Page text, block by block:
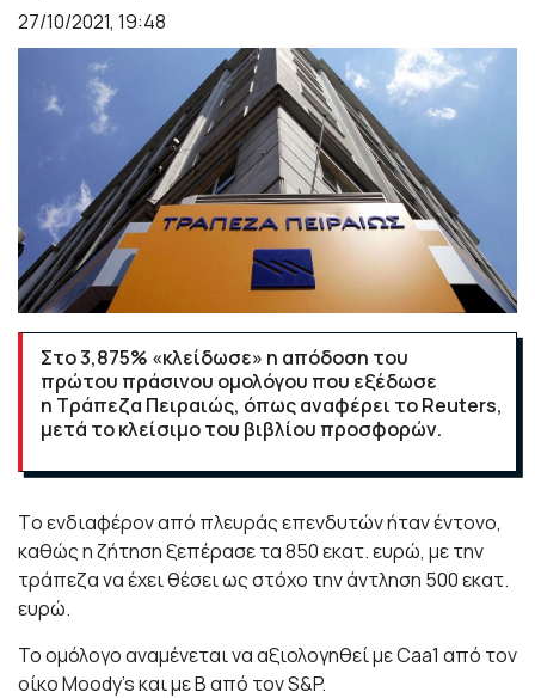
27/10/2021, 19:48
Στο 3,875% «κλείδωσε» η απόδοση του
πρώτου πράσινου ομολόγου που εξέδωσε
η Τράπεζα Πειραιώς, όπως αναφέρει το Reuters,
μετά το κλείσιμο του βιβλίου προσφορών.
Tο ενδιαφέρον από πλευράς επενδυτών ήταν έντονο,
καθώς η ζήτηση ξεπέρασε τα 850 εκατ. ευρώ, με την
τράπεζα να έχει θέσει ως στόχο την άντληση 500 εκατ.
ευρώ.
Το ομόλογο αναμένεται να αξιολογηθεί με Caa1 από τον
οίκο Moody’s και με Β από τον S&P.